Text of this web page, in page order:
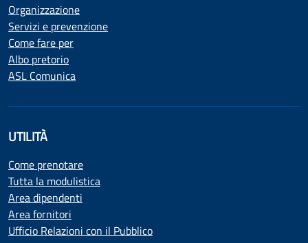
Organizzazione
Servizi e prevenzione
Come fare per
Albo pretorio
ASL Comunica
UTILITÀ
Come prenotare
Tutta la modulistica
Area dipendenti
Area fornitori
Ufficio Relazioni con il Pubblico